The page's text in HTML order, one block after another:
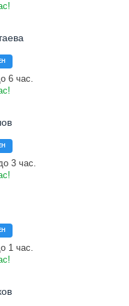
6 час.
3 час.
1 час.